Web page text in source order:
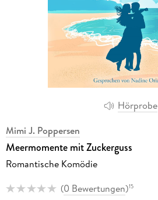
Hörprobe
Mimi J. Poppersen
Meermomente mit Zuckerguss
Romantische Komödie
(0 Bewertungen)15